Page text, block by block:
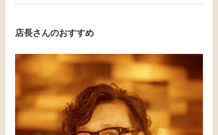
店長さんのおすすめ